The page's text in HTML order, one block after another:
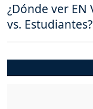
¿Dónde ver EN
vs. Estudiantes?